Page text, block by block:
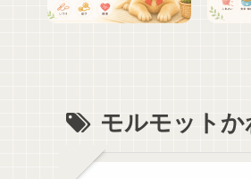
モルモットか